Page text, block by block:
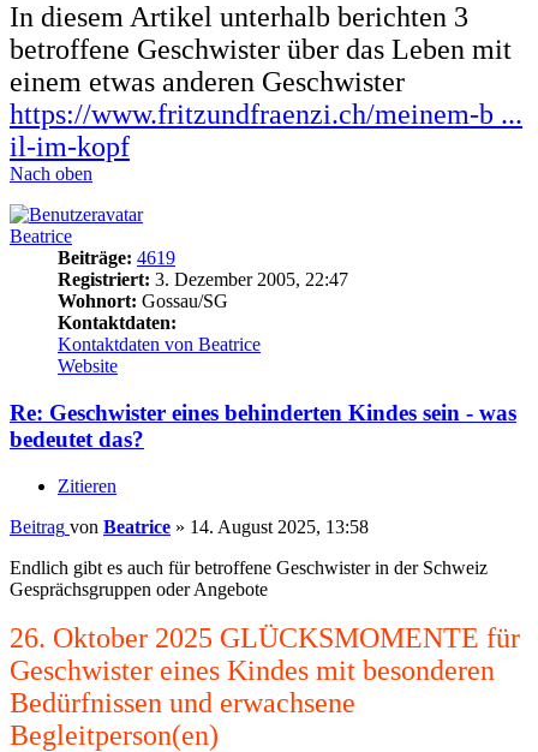
In diesem Artikel unterhalb berichten 3
betroffene Geschwister über das Leben mit
einem etwas anderen Geschwister
https://www.fritzundfraenzi.ch/meinem-b ...
il-im-kopf
Nach oben
Beatrice
Beiträge: 4619
Registriert: 3. Dezember 2005, 22:47
Wohnort: Gossau/SG
Kontaktdaten:
Kontaktdaten von Beatrice
Website
Re: Geschwister eines behinderten Kindes sein - was
bedeutet das?
Zitieren
Beitrag von Beatrice » 14. August 2025, 13:58
Endlich gibt es auch für betroffene Geschwister in der Schweiz
Gesprächsgruppen oder Angebote
26. Oktober 2025 GLÜCKSMOMENTE für
Geschwister eines Kindes mit besonderen
Bedürfnissen und erwachsene
Begleitperson(en)